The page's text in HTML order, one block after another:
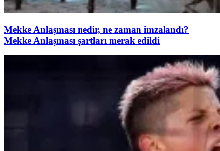
Mekke Anlaşması nedir, ne zaman imzalandı?
Mekke Anlaşması şartları merak edildi